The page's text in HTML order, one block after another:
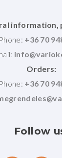
Phone: +36 70
Orders:
Phone: +36 70
Follow